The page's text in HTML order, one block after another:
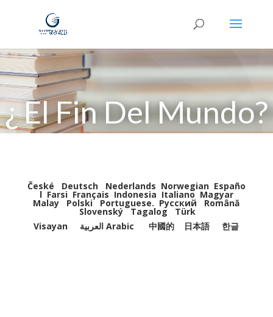
¿ El Fin Del Mundo?
České Deutsch Nederlands Norwegian Españo
l Farsi Français Indonesia Italiano Magyar
Malay Polski Portuguese. Pусский Română
Slovenský Tagalog
Türk
Visayan
العربية Arabic 中國的 日本語 한글